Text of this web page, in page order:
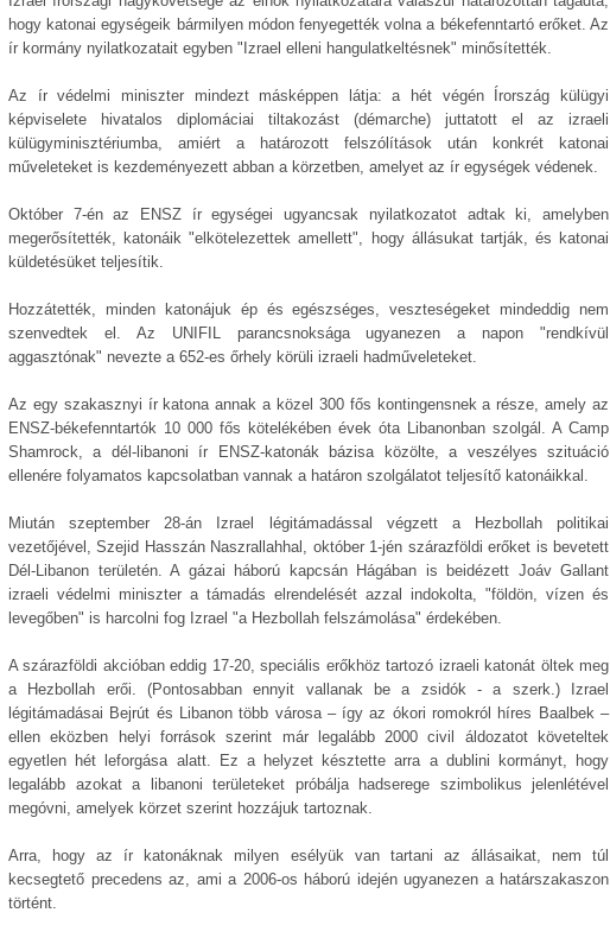
hogy katonai egységeik bármilyen módon fenyegették volna a békefenntartó erőket. Az
ír kormány nyilatkozatait egyben "Izrael elleni hangulatkeltésnek" minősítették.
Az ír védelmi miniszter mindezt másképpen látja: a hét végén Írország külügyi
képviselete hivatalos diplomáciai tiltakozást (démarche) juttatott el az izraeli
külügyminisztériumba, amiért a határozott felszólítások után konkrét katonai
műveleteket is kezdeményezett abban a körzetben, amelyet az ír egységek védenek.
Október 7-én az ENSZ ír egységei ugyancsak nyilatkozatot adtak ki, amelyben
megerősítették, katonáik "elkötelezettek amellett", hogy állásukat tartják, és katonai
küldetésüket teljesítik.
Hozzátették, minden katonájuk ép és egészséges, veszteségeket mindeddig nem
szenvedtek el. Az UNIFIL parancsnoksága ugyanezen a napon "rendkívül
aggasztónak" nevezte a 652-es őrhely körüli izraeli hadműveleteket.
Az egy szakasznyi ír katona annak a közel 300 fős kontingensnek a része, amely az
ENSZ-békefenntartók 10 000 fős kötelékében évek óta Libanonban szolgál. A Camp
Shamrock, a dél-libanoni ír ENSZ-katonák bázisa közölte, a veszélyes szituáció
ellenére folyamatos kapcsolatban vannak a határon szolgálatot teljesítő katonáikkal.
Miután szeptember 28-án Izrael légitámadással végzett a Hezbollah politikai
vezetőjével, Szejid Hasszán Naszrallahhal, október 1-jén szárazföldi erőket is bevetett
Dél-Libanon területén. A gázai háború kapcsán Hágában is beidézett Joáv Gallant
izraeli védelmi miniszter a támadás elrendelését azzal indokolta, "földön, vízen és
levegőben" is harcolni fog Izrael "a Hezbollah felszámolása" érdekében.
A szárazföldi akcióban eddig 17-20, speciális erőkhöz tartozó izraeli katonát öltek meg
a Hezbollah erői. (Pontosabban ennyit vallanak be a zsidók - a szerk.) Izrael
légitámadásai Bejrút és Libanon több városa – így az ókori romokról híres Baalbek –
ellen eközben helyi források szerint már legalább 2000 civil áldozatot követeltek
egyetlen hét leforgása alatt. Ez a helyzet késztette arra a dublini kormányt, hogy
legalább azokat a libanoni területeket próbálja hadserege szimbolikus jelenlétével
megóvni, amelyek körzet szerint hozzájuk tartoznak.
Arra, hogy az ír katonáknak milyen esélyük van tartani az állásaikat, nem túl
kecsegtető precedens az, ami a 2006-os háború idején ugyanezen a határszakaszon
történt.